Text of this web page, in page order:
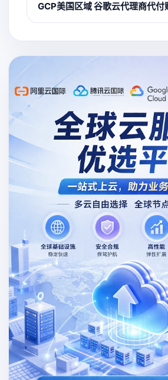
GCP美国区域 谷歌云代理商代付